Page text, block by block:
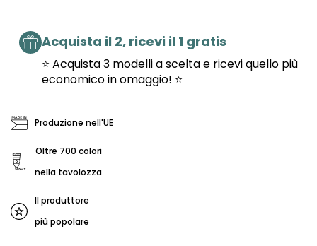
Acquista il 2, ricevi il 1 gratis
⭐ Acquista 3 modelli a scelta e ricevi quello più
economico in omaggio! ⭐
Produzione nell'UE
Oltre 700 colori
nella tavolozza
Il produttore
più popolare